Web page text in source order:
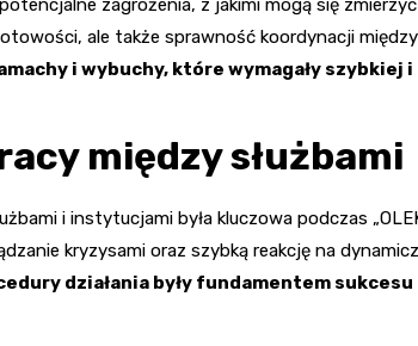
zagrożenia, z jakimi mogą się
ale także sprawność koordynacji
i wybuchy, które wymagały szybkiej
między służbami
i instytucjami była kluczowa podczas
kryzysami oraz szybką reakcję na
działania były fundamentem